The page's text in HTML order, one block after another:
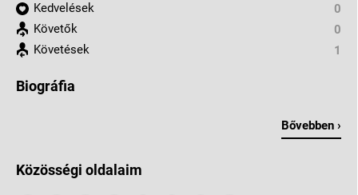
Kedvelések
0
Követők
0
Követések
1
Biográfia
Bővebben ›
Közösségi oldalaim